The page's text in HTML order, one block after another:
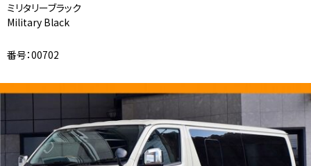
ミリタリーブラック
Military Black
番号：00702